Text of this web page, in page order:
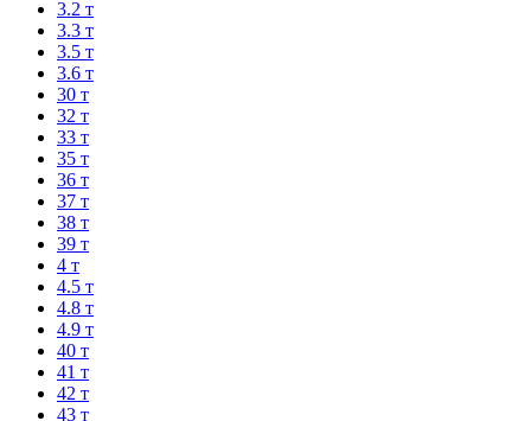
3.2 т
3.3 т
3.5 т
3.6 т
30 т
32 т
33 т
35 т
36 т
37 т
38 т
39 т
4 т
4.5 т
4.8 т
4.9 т
40 т
41 т
42 т
43 т